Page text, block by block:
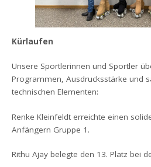
Kürlaufen
Unsere Sportlerinnen und Sportler
Programmen, Ausdrucksstärke und
technischen Elementen:
Renke Kleinfeldt erreichte einen
Anfängern Gruppe 1.
Rithu Ajay belegte den 13. Platz bei